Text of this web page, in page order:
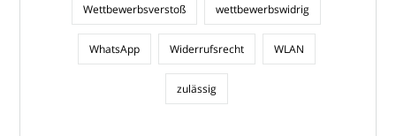
Wettbewerbsverstoß wettbewerbswidrig
WhatsApp Widerrufsrecht WLAN
zulässig